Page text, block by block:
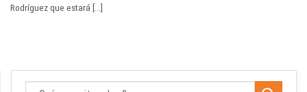
Rodríguez que estará [...]